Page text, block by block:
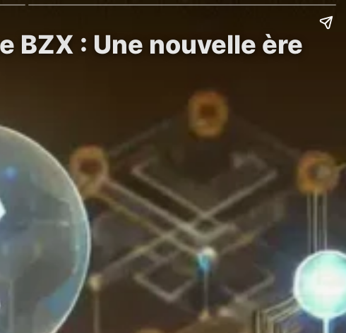
BZX : Une nouvelle ère